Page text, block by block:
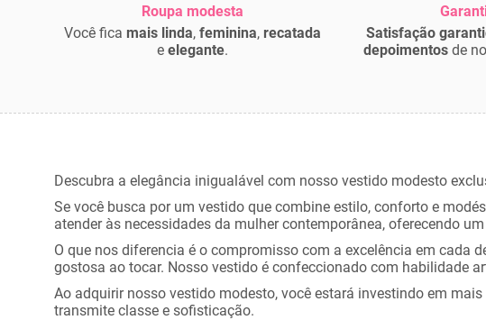
Roupa modesta
Você fica mais linda, feminina, recatada
e elegante.
Satisfação
depoimentos de
Descubra a elegância inigualável com nosso vestido modesto
Se você busca por um vestido que combine estilo, conforto e
atender às necessidades da mulher contemporânea, oferecendo
O que nos diferencia é o compromisso com a excelência em
gostosa ao tocar. Nosso vestido é confeccionado com habilidade
Ao adquirir nosso vestido modesto, você estará investindo em
transmite classe e sofisticação.